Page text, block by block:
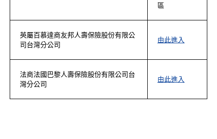
區
英屬百慕達商友邦人壽保險股份有限公
司台灣分公司
由此進入
法商法國巴黎人壽保險股份有限公司台
灣分公司
由此進入